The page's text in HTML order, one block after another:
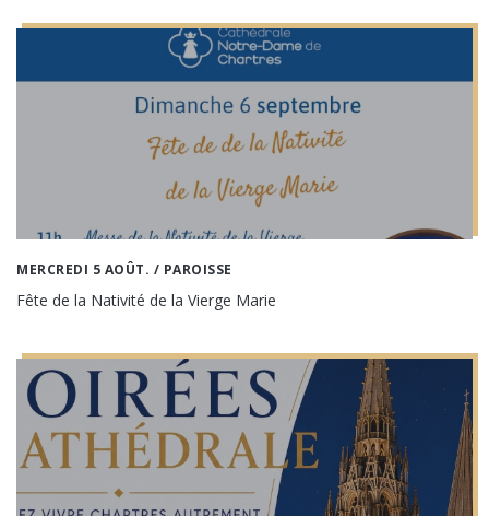
MERCREDI 5 AOÛT. / PAROISSE
Fête de la Nativité de la Vierge Marie